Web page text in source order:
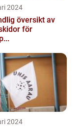
2024
översikt av
för
2024